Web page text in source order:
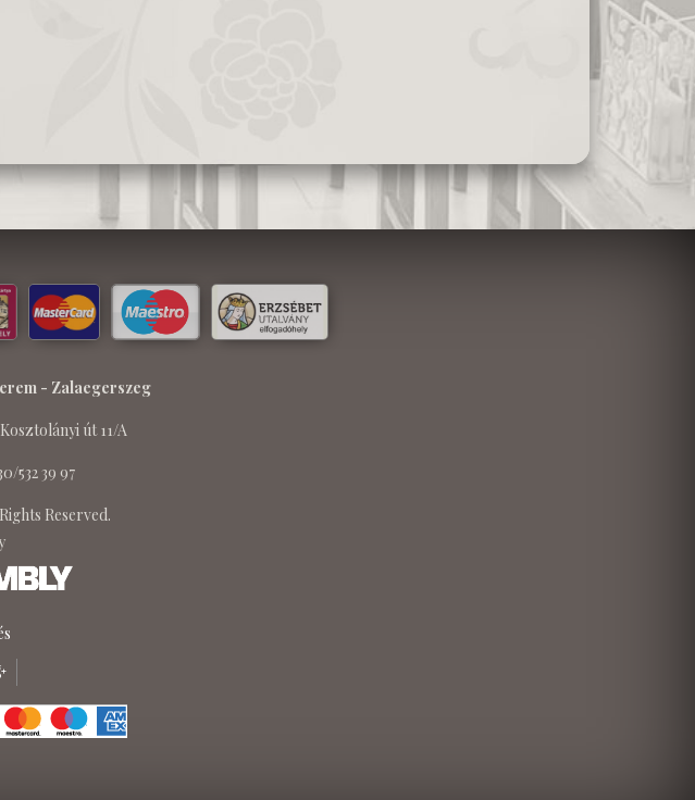
- Zalaegerszeg
út 11/A
532 39 97
Reserved.